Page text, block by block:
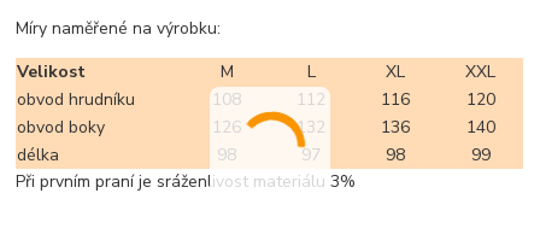
Míry naměřené na výrobku:
Velikost
M L XL
XXL
obvod hrudníku
108 112 116
120
obvod boky
126 132 136
140
délka
98 97 98
99
Při prvním praní je sráženlivost materiálu 3%